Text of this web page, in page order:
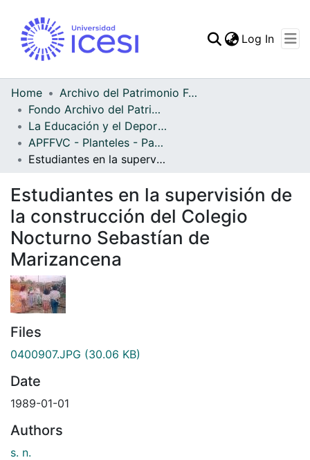
Log In
Home
Archivo del Patrimonio Fotográfico y Fílmico del Valle del Cauca
Fondo Archivo del Patrimonio Fotográfico y Fílmico del Valle del Cauca
La Educación y el Deporte
APFFVC - Planteles - Patrimonial
Estudiantes en la supervisión de la construcción del Colegio Nocturno Sebastían de Marizancena
Estudiantes en la supervisión de
la construcción del Colegio
Nocturno Sebastían de
Marizancena
Files
0400907.JPG (30.06 KB)
Date
1989-01-01
Authors
s. n.